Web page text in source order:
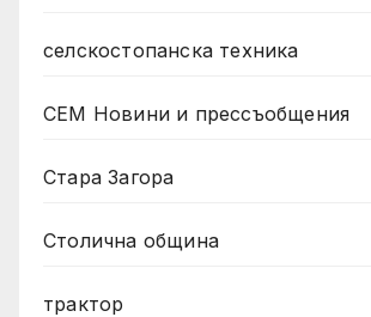
селскостопанска техника
СЕМ Новини и прессъобщения
Стара Загора
Столична община
трактор